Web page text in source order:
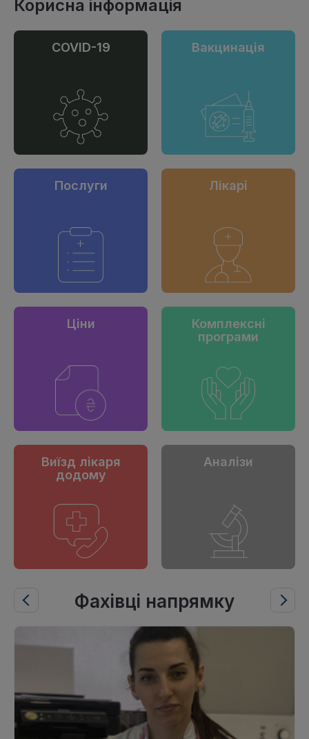
Корисна інформація
COVID-19 Вакцинація
Послуги Лікарі
Ціни
Комплексні
програми
Виїзд лікаря
додому
Аналізи
Фахівці напрямку